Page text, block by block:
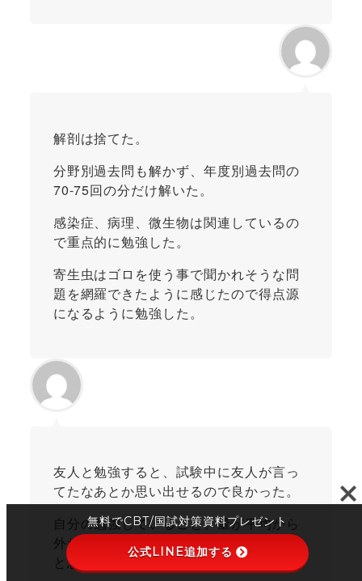
解剖は捨てた。
分野別過去問も解かず、年度別過去問の
70-75回の分だけ解いた。
感染症、病理、微生物は関連しているの
で重点的に勉強した。
寄生虫はゴロを使う事で聞かれそうな問
題を網羅できたように感じたので得点源
になるように勉強した。
友人と勉強すると、試験中に友人が言っ
てたなあとか思い出せるので良かった。
自分の勉強していること、量が平均から
外れていないことを確認するのに大事だ
と思った
無料でCBT/国試対策資料プレゼント
公式LINE追加する